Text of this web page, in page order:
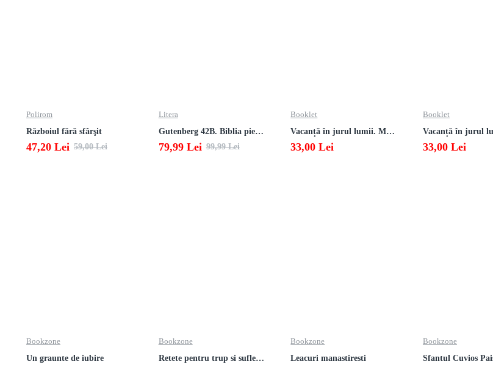
Polirom
Războiul fără sfârşit
47,20 Lei 59,00 Lei
Litera
Gutenberg 42B. Biblia pierduta
79,99 Lei 99,99 Lei
Booklet
Vacanță în jurul lumii. Matematică clasa a VII-a – EDIȚIA 2026
33,00 Lei
Booklet
33,00 Lei
Bookzone
Un graunte de iubire
Bookzone
Retete pentru trup si suflet din bucataria manastirii
Bookzone
Leacuri manastiresti
Bookzone